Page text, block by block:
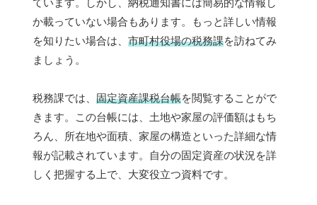
か載っていない場合もあります。もっと詳しい情報
を知りたい場合は、 市町村役場の税務課を訪ねてみ
ましょう。
税務課では、 固定資産課税台帳を閲覧することがで
きます。この台帳には、土地や家屋の評価額はもち
ろん、所在地や面積、家屋の構造といった詳細な情
報が記載されています。自分の固定資産の状況を詳
しく把握する上で、大変役立つ資料です。